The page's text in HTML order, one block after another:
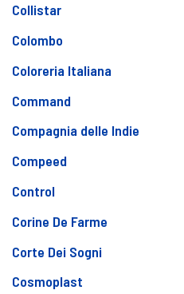
Collistar
Colombo
Coloreria Italiana
Command
Compagnia delle Indie
Compeed
Control
Corine De Farme
Corte Dei Sogni
Cosmoplast